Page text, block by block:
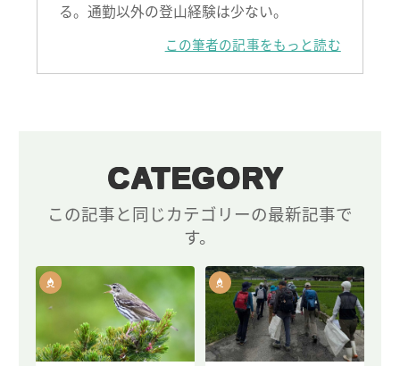
る。通勤以外の登山経験は少ない。
この筆者の記事をもっと読む
CATEGORY
この記事と同じカテゴリーの最新記事で
す。